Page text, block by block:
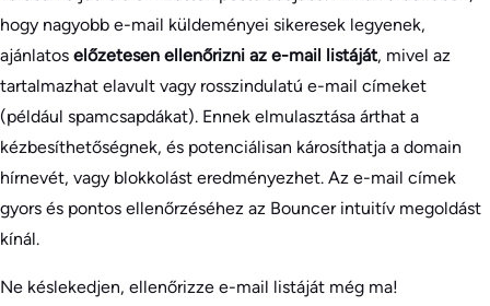
hogy nagyobb e-mail küldeményei sikeresek legyenek,
ajánlatos előzetesen ellenőrizni az e-mail listáját, mivel az
tartalmazhat elavult vagy rosszindulatú e-mail címeket
(például spamcsapdákat). Ennek elmulasztása árthat a
kézbesíthetőségnek, és potenciálisan károsíthatja a domain
hírnevét, vagy blokkolást eredményezhet. Az e-mail címek
gyors és pontos ellenőrzéséhez az Bouncer intuitív megoldást
kínál.
Ne késlekedjen, ellenőrizze e-mail listáját még ma!